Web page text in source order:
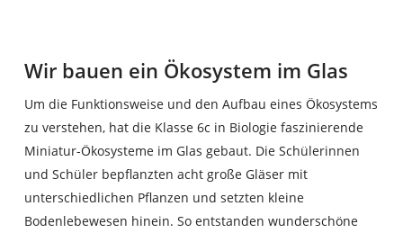
Wir bauen ein Ökosystem im Glas
Um die Funktionsweise und den Aufbau eines Ökosystems
zu verstehen, hat die Klasse 6c in Biologie faszinierende
Miniatur-Ökosysteme im Glas gebaut. Die Schülerinnen
und Schüler bepflanzten acht große Gläser mit
unterschiedlichen Pflanzen und setzten kleine
Bodenlebewesen hinein. So entstanden wunderschöne